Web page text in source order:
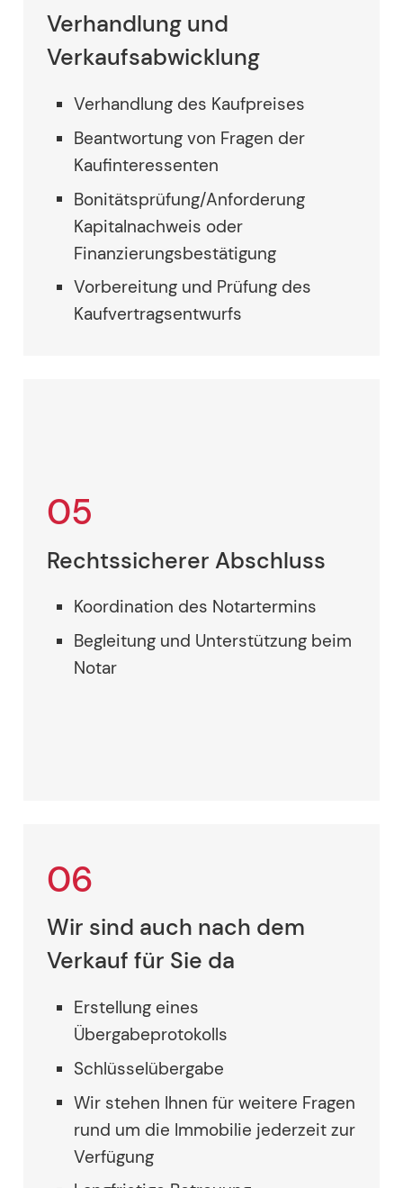
Verhandlung und
Verkaufsabwicklung
Verhandlung des Kaufpreises
Beantwortung von Fragen der
Kaufinteressenten
Bonitätsprüfung/Anforderung
Kapitalnachweis oder
Finanzierungsbestätigung
Vorbereitung und Prüfung des
Kaufvertragsentwurfs
05
Rechtssicherer Abschluss
Koordination des Notartermins
Begleitung und Unterstützung beim
Notar
06
Wir sind auch nach dem
Verkauf für Sie da
Erstellung eines
Übergabeprotokolls
Schlüsselübergabe
Wir stehen Ihnen für weitere Fragen
rund um die Immobilie jederzeit zur
Verfügung